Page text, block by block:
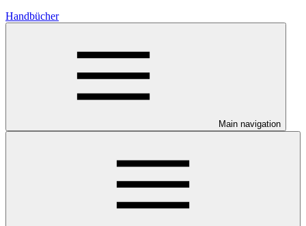
Handbücher
Main navigation